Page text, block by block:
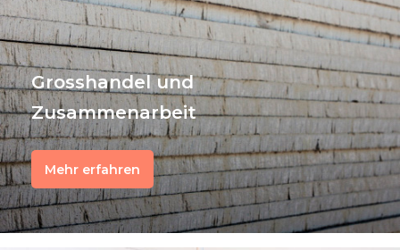
Grosshandel und
Zusammenarbeit
Mehr erfahren